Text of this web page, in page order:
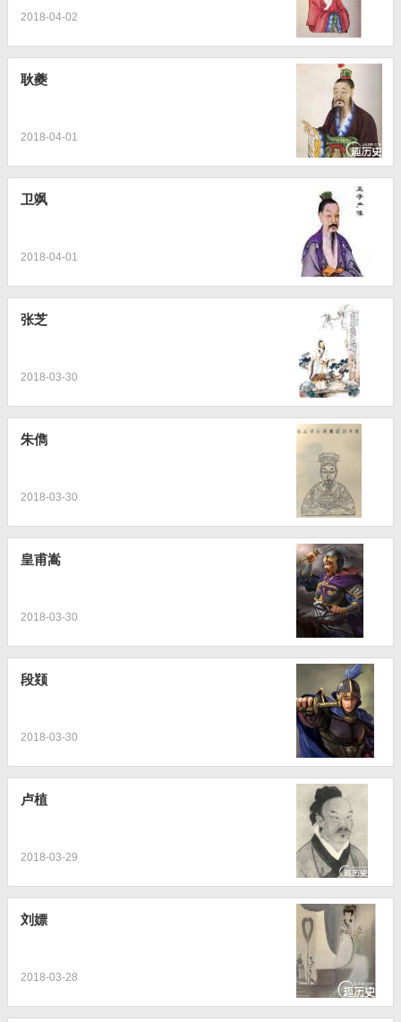
2018-04-02
耿夔
2018-04-01
卫飒
2018-04-01
张芝
2018-03-30
朱儁
2018-03-30
皇甫嵩
2018-03-30
段颎
2018-03-30
卢植
2018-03-29
刘嫖
2018-03-28